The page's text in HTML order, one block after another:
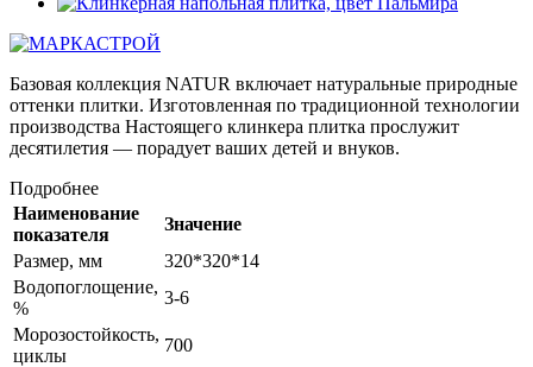
Базовая коллекция NATUR включает натуральные природные
оттенки плитки. Изготовленная по традиционной технологии
производства Настоящего клинкера плитка прослужит
десятилетия — порадует ваших детей и внуков.
Подробнее
Наименование
показателя
Значение
Размер, мм
320*320*14
Водопоглощение,
%
3-6
Морозостойкость,
циклы
700